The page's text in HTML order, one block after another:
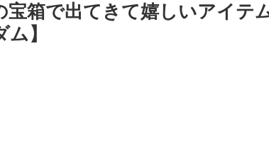
宝箱で出てきて嬉しいアイテ
】